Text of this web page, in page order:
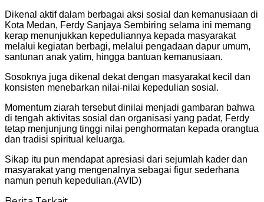
Dikenal aktif dalam berbagai aksi sosial dan kemanusiaan di
Kota Medan, Ferdy Sanjaya Sembiring selama ini memang
kerap menunjukkan kepeduliannya kepada masyarakat
melalui kegiatan berbagi, melalui pengadaan dapur umum,
santunan anak yatim, hingga bantuan kemanusiaan.
Sosoknya juga dikenal dekat dengan masyarakat kecil dan
konsisten menebarkan nilai-nilai kepedulian sosial.
Momentum ziarah tersebut dinilai menjadi gambaran bahwa
di tengah aktivitas sosial dan organisasi yang padat, Ferdy
tetap menjunjung tinggi nilai penghormatan kepada orangtua
dan tradisi spiritual keluarga.
Sikap itu pun mendapat apresiasi dari sejumlah kader dan
masyarakat yang mengenalnya sebagai figur sederhana
namun penuh kepedulian.(AVID)